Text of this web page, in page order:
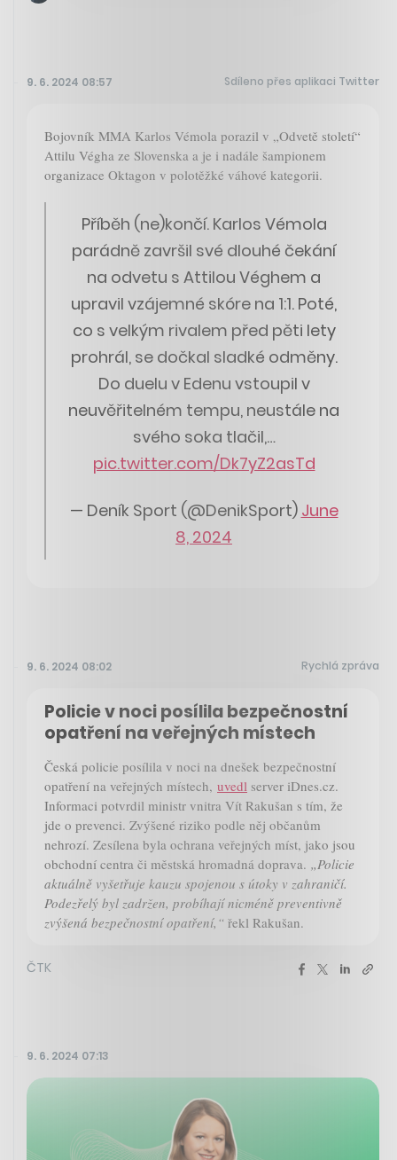
9. 6. 2024 08:57 Sdíleno přes aplikaci Twitter
Bojovník MMA Karlos Vémola porazil v „Odvetě století“
Attilu Végha ze Slovenska a je i nadále šampionem
organizace Oktagon v polotěžké váhové kategorii.
Příběh (ne)končí. Karlos Vémola
parádně završil své dlouhé čekání
na odvetu s Attilou Véghem a
upravil vzájemné skóre na 1:1. Poté,
co s velkým rivalem před pěti lety
prohrál, se dočkal sladké odměny.
Do duelu v Edenu vstoupil v
neuvěřitelném tempu, neustále na
svého soka tlačil,…
pic.twitter.com/Dk7yZ2asTd
— Deník Sport (@DenikSport) June
8, 2024
9. 6. 2024 08:02 Rychlá zpráva
Policie v noci posílila bezpečnostní
opatření na veřejných místech
Česká policie posílila v noci na dnešek bezpečnostní
opatření na veřejných místech, uvedl server iDnes.cz.
Informaci potvrdil ministr vnitra Vít Rakušan s tím, že
jde o prevenci. Zvýšené riziko podle něj občanům
nehrozí. Zesílena byla ochrana veřejných míst, jako jsou
obchodní centra či městská hromadná doprava. „Policie
aktuálně vyšetřuje kauzu spojenou s útoky v zahraničí.
Podezřelý byl zadržen, probíhají nicméně preventivně
zvýšená bezpečnostní opatření,“ řekl Rakušan.
ČTK
9. 6. 2024 07:13